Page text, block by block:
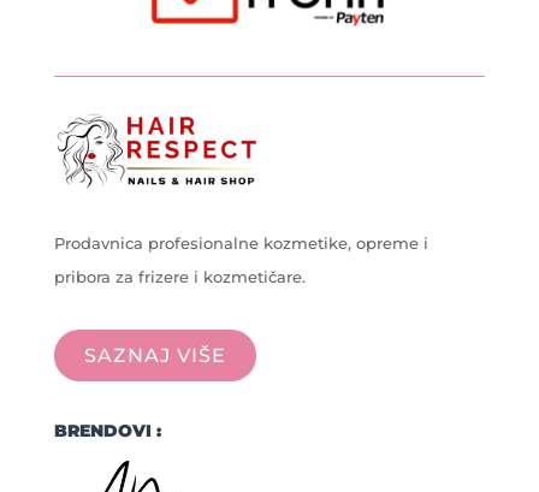
Prodavnica profesionalne kozmetike, opreme i
pribora za frizere i kozmetičare.
SAZNAJ VIŠE
BRENDOVI :